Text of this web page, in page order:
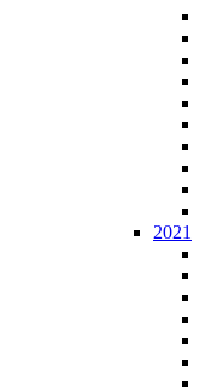
2021